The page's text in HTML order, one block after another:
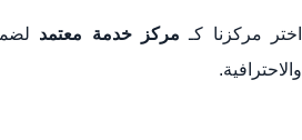
اختر مركزنا كـ مركز خدمة معتمد
والاحترافية.